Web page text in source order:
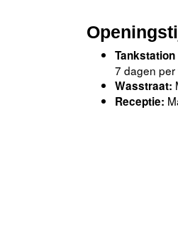
7 dagen
Wasstraat:
Receptie: